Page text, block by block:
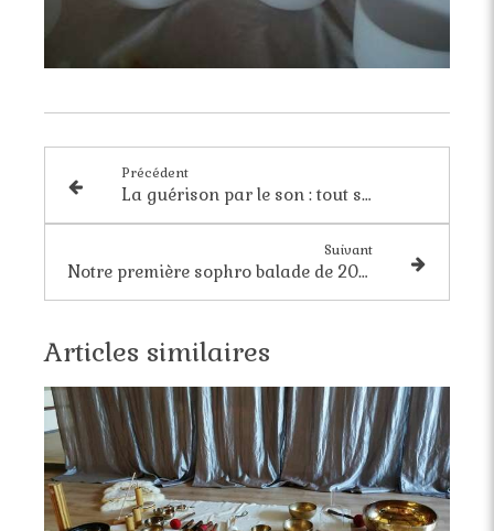
Précédent
La guérison par le son : tout semblerait être une question de vibration
Suivant
Notre première sophro balade de 2023 : un moment bienveillant et apaisant
Articles similaires